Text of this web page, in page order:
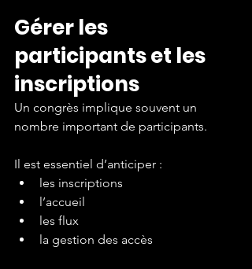
Gérer les
participants et les
inscriptions
Un congrès implique souvent un
nombre important de participants.
Il est essentiel d’anticiper :
les inscriptions
l’accueil
les flux
la gestion des accès